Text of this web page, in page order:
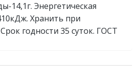
14,1г. Энергетическая
Хранить при
годности 35 суток. ГОСТ